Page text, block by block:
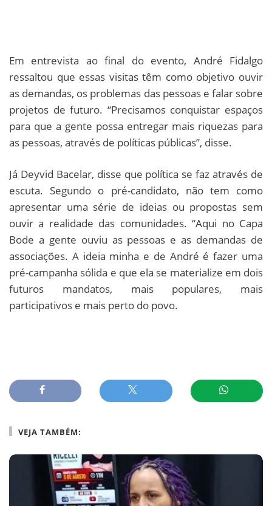
Em entrevista ao final do evento, André Fidalgo
ressaltou que essas visitas têm como objetivo ouvir
as demandas, os problemas das pessoas e falar sobre
projetos de futuro. “Precisamos conquistar espaços
para que a gente possa entregar mais riquezas para
as pessoas, através de políticas públicas”, disse.
Já Deyvid Bacelar, disse que política se faz através de
escuta. Segundo o pré-candidato, não tem como
apresentar uma série de ideias ou propostas sem
ouvir a realidade das comunidades. “Aqui no Capa
Bode a gente ouviu as pessoas e as demandas de
associações. A ideia minha e de André é fazer uma
pré-campanha sólida e que ela se materialize em dois
futuros mandatos, mais populares, mais
participativos e mais perto do povo.
VEJA TAMBÉM: